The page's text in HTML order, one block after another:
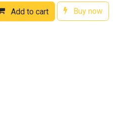
Add to cart Buy now